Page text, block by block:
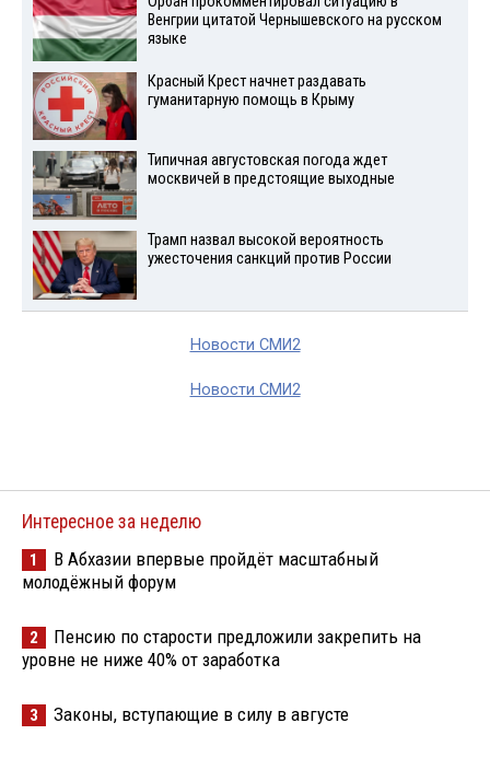
Венгрии цитатой Чернышевского на русском
языке
Красный Крест начнет раздавать
гуманитарную помощь в Крыму
Типичная августовская погода ждет
москвичей в предстоящие выходные
Трамп назвал высокой вероятность
ужесточения санкций против России
Новости СМИ2
Новости СМИ2
Интересное за неделю
1
В Абхазии впервые пройдёт масштабный
молодёжный форум
2
Пенсию по старости предложили закрепить на
уровне не ниже 40% от заработка
3 Законы, вступающие в силу в августе